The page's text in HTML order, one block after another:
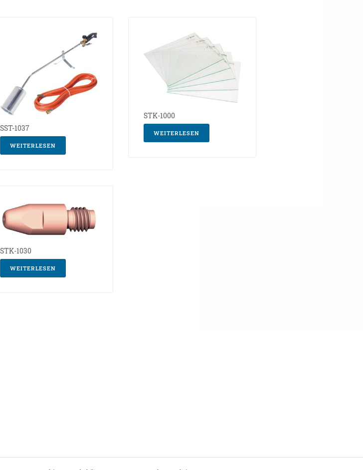
SST-1037
WEITERLESEN
STK-1000
WEITERLESEN
STK-1030
WEITERLESEN